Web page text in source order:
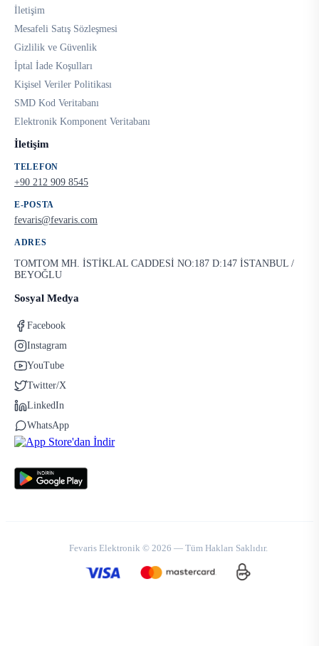
İletişim
Mesafeli Satış Sözleşmesi
Gizlilik ve Güvenlik
İptal İade Koşulları
Kişisel Veriler Politikası
SMD Kod Veritabanı
Elektronik Komponent Veritabanı
İletişim
TELEFON
+90 212 909 8545
E-POSTA
fevaris@fevaris.com
ADRES
TOMTOM MH. İSTİKLAL CADDESİ NO:187 D:147 İSTANBUL /
BEYOĞLU
Sosyal Medya
Facebook
Instagram
YouTube
Twitter/X
LinkedIn
WhatsApp
Fevaris Elektronik © 2026 — Tüm Hakları Saklıdır.